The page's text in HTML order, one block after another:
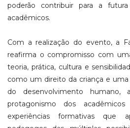
poderão contribuir para a
acadêmicos.
Com a realização do evento, a
reafirma o compromisso com
teoria, prática, cultura e
como um direito da criança e uma
do desenvolvimento humano,
protagonismo dos
experiências formativas que